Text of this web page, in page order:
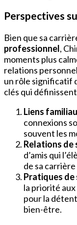
Perspectives
Bien que sa
professionnel,
moments plus
relations
un rôle significatif
clés qui
Liens
connexions
souvent les
Relations de
d’amis qui
de sa
Pratiques de
la priorité
pour la
bien-être.